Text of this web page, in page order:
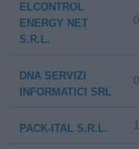
ELCONTROL
ENERGY NET
S.R.L.
DNA SERVIZI
INFORMATICI SRL
PACK-ITAL S.R.L.